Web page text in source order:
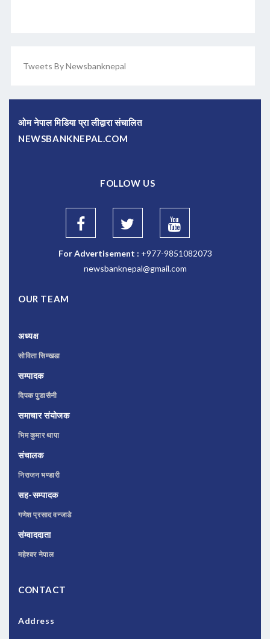
Tweets By Newsbanknepal
ओम नेपाल मिडिया प्रा लीद्वारा संचालित
NEWSBANKNEPAL.COM
FOLLOW US
For Advertisement : +977-9851082073
newsbanknepal@gmail.com
OUR TEAM
अध्यक्ष
सोविता सिम्खडा
सम्पादक
दिपक पुडासैनी
समाचार संयोजक
भिम कुमार थापा
संचालक
निराजन भण्डारी
सह-सम्पादक
गणेश प्रसाद वन्जाडे
संम्वाददाता
महेश्वर नेपाल
CONTACT
Address